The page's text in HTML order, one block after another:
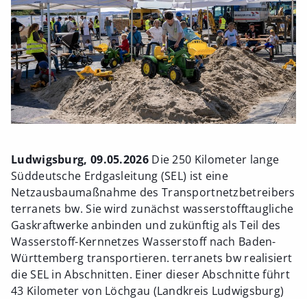
Ludwigsburg, 09.05.2026Die 250 Kilometer lange
Süddeutsche Erdgasleitung (SEL) ist eine
Netzausbaumaßnahme des Transportnetzbetreibers
terranets bw. Sie wird zunächst wasserstofftaugliche
Gaskraftwerke anbinden und zukünftig als Teil des
Wasserstoff-Kernnetzes Wasserstoff nach Baden-
Württemberg transportieren. terranets bw realisiert
die SEL in Abschnitten. Einer dieser Abschnitte führt
43 Kilometer von Löchgau (Landkreis Ludwigsburg)